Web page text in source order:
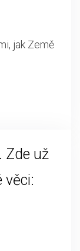
jak Země
Zde už
věci: